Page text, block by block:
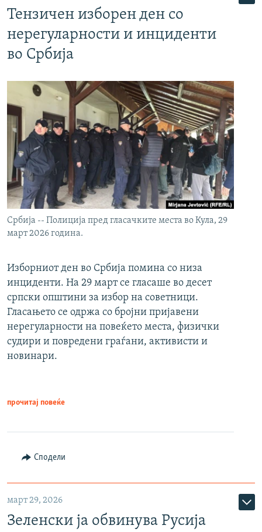
Тензичен изборен ден со
нерегуларности и инциденти
во Србија
Србија -- Полиција пред гласачките места во Кула, 29
март 2026 година.
Изборниот ден во Србија помина со низа
инциденти. На 29 март се гласаше во десет
српски општини за избор на советници.
Гласањето се одржа со бројни пријавени
нерегуларности на повеќето места, физички
судири и повредени граѓани, активисти и
новинари.
прочитај повеќе
Сподели
март 29, 2026
Зеленски ја обвинува Русија